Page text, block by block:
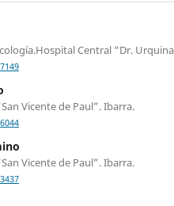
Central “Dr.
Vicente de Paul”. Ibarra.
Vicente de Paul”. Ibarra.